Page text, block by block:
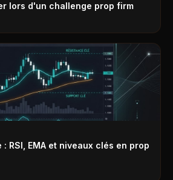
lors d'un challenge prop firm
RSI, EMA et niveaux clés en prop